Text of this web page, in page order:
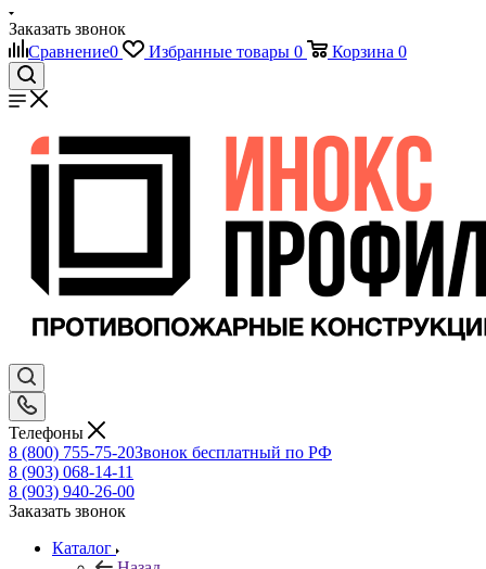
Заказать звонок
Сравнение0 Избранные товары 0 Корзина 0
Телефоны
8 (800) 755-75-20Звонок бесплатный по РФ
8 (903) 068-14-11
8 (903) 940-26-00
Заказать звонок
Каталог